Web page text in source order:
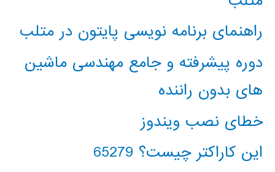
راهنمای برنامه نویسی پایتون در متلب
دوره پیشرفته و جامع مهندسی ماشین
های بدون راننده
خطای نصب ویندوز
این کاراکتر چیست؟ 65279